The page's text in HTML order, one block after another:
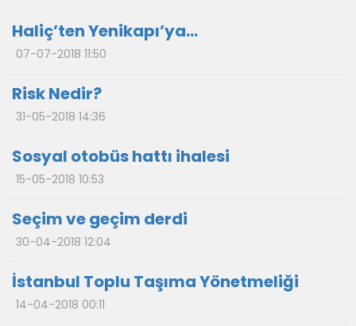
Haliç’ten Yenikapı’ya…
07-07-2018 11:50
Risk Nedir?
31-05-2018 14:36
Sosyal otobüs hattı ihalesi
15-05-2018 10:53
Seçim ve geçim derdi
30-04-2018 12:04
İstanbul Toplu Taşıma Yönetmeliği
14-04-2018 00:11